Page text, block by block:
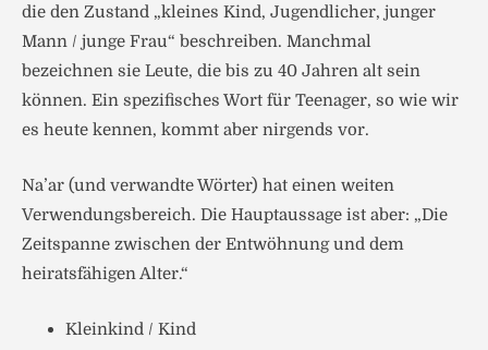
die den Zustand „kleines Kind, Jugendlicher, junger
Mann / junge Frau“ beschreiben. Manchmal
bezeichnen sie Leute, die bis zu 40 Jahren alt sein
können. Ein spezifisches Wort für Teenager, so wie wir
es heute kennen, kommt aber nirgends vor.
Na’ar (und verwandte Wörter) hat einen weiten
Verwendungsbereich. Die Hauptaussage ist aber: „Die
Zeitspanne zwischen der Entwöhnung und dem
heiratsfähigen Alter.“
Kleinkind / Kind